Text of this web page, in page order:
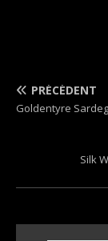
PRÉCÉDENT
Goldentyre
Silk